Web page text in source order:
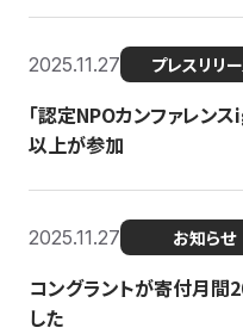
2025.11.27 プレスリリ
「認定NPOカンファレン
以上が参加
2025.11.27 お知らせ
コングラントが寄付月間
した